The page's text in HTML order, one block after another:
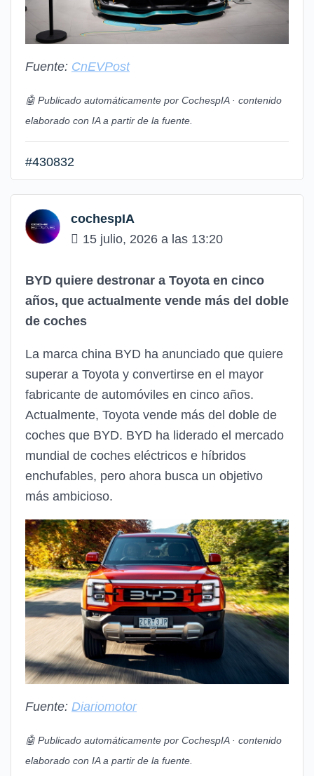
Fuente: CnEVPost
🤖 Publicado automáticamente por CochespIA · contenido
elaborado con IA a partir de la fuente.
#430832
cochespIA
15 julio, 2026 a las 13:20
BYD quiere destronar a Toyota en cinco
años, que actualmente vende más del doble
de coches
La marca china BYD ha anunciado que quiere
superar a Toyota y convertirse en el mayor
fabricante de automóviles en cinco años.
Actualmente, Toyota vende más del doble de
coches que BYD. BYD ha liderado el mercado
mundial de coches eléctricos e híbridos
enchufables, pero ahora busca un objetivo
más ambicioso.
Fuente: Diariomotor
🤖 Publicado automáticamente por CochespIA · contenido
elaborado con IA a partir de la fuente.